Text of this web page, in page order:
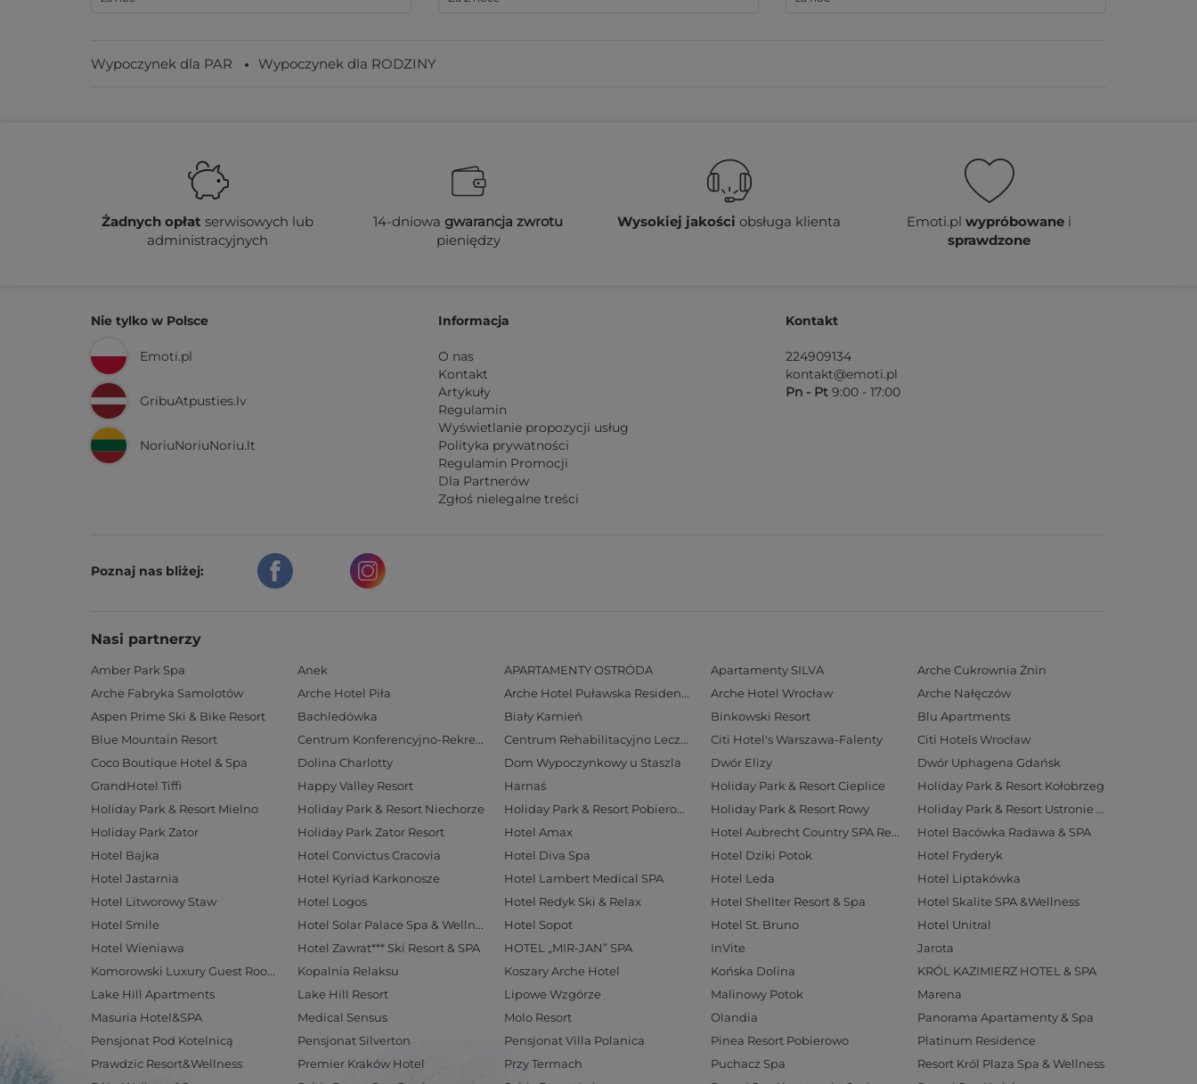
Wypoczynek dla PAR Wypoczynek dla RODZINY
Żadnych opłat serwisowych lub
administracyjnych
14-dniowagwarancja zwrotu
pieniędzy
Wysokiej jakości obsługa klienta Emoti.plwypróbowane i
sprawdzone
Nie tylko w Polsce
Emoti.pl
GribuAtpusties.lv
NoriuNoriuNoriu.lt
Informacja
O nas
Kontakt
Artykuły
Regulamin
Wyświetlanie propozycji usług
Polityka prywatności
Regulamin Promocji
Dla Partnerów
Zgłoś nielegalne treści
Kontakt
224909134
kontakt@emoti.pl
Pn - Pt 9:00 - 17:00
Poznaj nas bliżej:
Nasi partnerzy
Amber Park Spa Anek APARTAMENTY OSTRÓDA Apartamenty SILVA
Arche Cukrownia Żnin
Arche Fabryka Samolotów
Arche Hotel Piła Arche Hotel Puławska Residence Arche Hotel Wrocław
Arche Nałęczów
Aspen Prime Ski & Bike Resort
Bachledówka Biały Kamień Binkowski Resort
Blu Apartments
Blue Mountain Resort
Centrum Konferencyjno-Rekreacyjne Geovita w Zakopanem Centrum Rehabilitacyjno Lecznicze Rezydencja LIVE Citi Hotel's Warszawa-Falenty
Citi Hotels Wrocław
Coco Boutique Hotel & Spa
Dolina Charlotty Dom Wypoczynkowy u Staszla Dwór Elizy
Dwór Uphagena Gdańsk
GrandHotel Tiffi
Happy Valley Resort Harnaś Holiday Park & Resort Cieplice
Holiday Park & Resort Kołobrzeg
Holiday Park & Resort Mielno
Holiday Park & Resort Niechorze Holiday Park & Resort Pobierowo Holiday Park & Resort Rowy
Holiday Park & Resort Ustronie Morskie
Holiday Park Zator
Holiday Park Zator Resort Hotel Amax Hotel Aubrecht Country SPA Resort
Hotel Bacówka Radawa & SPA
Hotel Bajka
Hotel Convictus Cracovia Hotel Diva Spa Hotel Dziki Potok
Hotel Fryderyk
Hotel Jastarnia
Hotel Kyriad Karkonosze Hotel Lambert Medical SPA Hotel Leda
Hotel Liptakówka
Hotel Litworowy Staw
Hotel Logos Hotel Redyk Ski & Relax Hotel Shellter Resort & Spa
Hotel Skalite SPA &Wellness
Hotel Smile
Hotel Solar Palace Spa & Wellness Hotel Sopot Hotel St. Bruno
Hotel Unitral
Hotel Wieniawa
Hotel Zawrat*** Ski Resort & SPA HOTEL „MIR-JAN” SPA InVite
Jarota
Komorowski Luxury Guest Rooms
Kopalnia Relaksu Koszary Arche Hotel Końska Dolina
KRÓL KAZIMIERZ HOTEL & SPA
Lake Hill Apartments
Lake Hill Resort Lipowe Wzgórze Malinowy Potok
Marena
Masuria Hotel&SPA
Medical Sensus Molo Resort Olandia
Panorama Apartamenty & Spa
Pensjonat Pod Kotelnicą
Pensjonat Silverton Pensjonat Villa Polanica Pinea Resort Pobierowo
Platinum Residence
Prawdzic Resort&Wellness
Premier Kraków Hotel Przy Termach Puchacz Spa
Resort Król Plaza Spa & Wellness